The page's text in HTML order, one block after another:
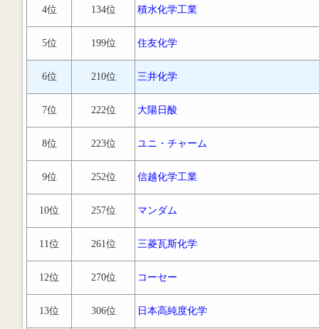
4位 134位 積水化学工業
5位 199位 住友化学
6位 210位 三井化学
7位 222位 大陽日酸
8位 223位 ユニ・チャーム
9位 252位 信越化学工業
10位 257位 マンダム
11位 261位 三菱瓦斯化学
12位 270位 コーセー
13位 306位 日本高純度化学